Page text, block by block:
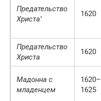
Предательство
Христа’
1620
Предательство
Христа
1620
Мадонна с
младенцем
1620–
1625